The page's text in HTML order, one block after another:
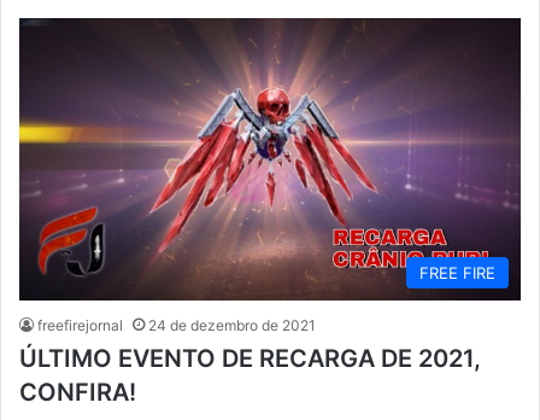
FREE FIRE
freefirejornal 24 de dezembro de 2021
ÚLTIMO EVENTO DE RECARGA DE 2021,
CONFIRA!